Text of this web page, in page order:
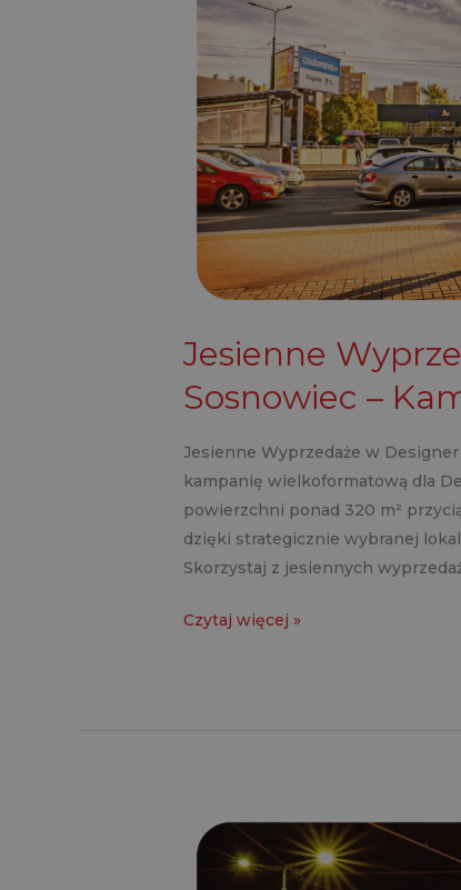
Jesienne
Sosnowiec –
Jesienne Wyprzedaże w
kampanię wielkoformatową dla
powierzchni ponad 320 m²
dzięki strategicznie wybranej
Skorzystaj z jesiennych
Sosnowiec
Kampania
Wielkoformatowa
Czytaj więcej »
Kampania
wielkoformatowa